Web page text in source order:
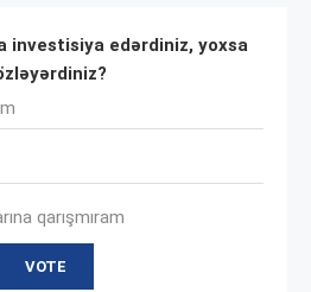
investisiya edərdiniz, yoxsa
qarışmıram